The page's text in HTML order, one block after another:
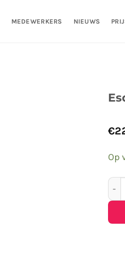
MEDEWERKERS NIEUWS
€
Op